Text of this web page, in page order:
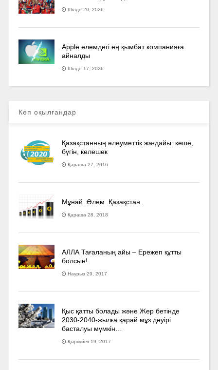
Шілде 20, 2026
Apple әлемдегі ең қымбат компанияға
айналды
Шілде 17, 2026
Көп оқылғандар
Қазақстанның әлеуметтік жағдайы: кеше,
бүгін, келешек
Қараша 27, 2016
Мұнай. Әлем. Қазақстан.
Қараша 28, 2018
АЛЛА Тағаланың айы – Ережеп құтты
болсын!
Наурыз 29, 2017
Қыс қатты болады және Жер бетінде
2030-2040­-жылға қарай мұз дәуірі
басталуы мүмкін…
Қыркүйек 19, 2017